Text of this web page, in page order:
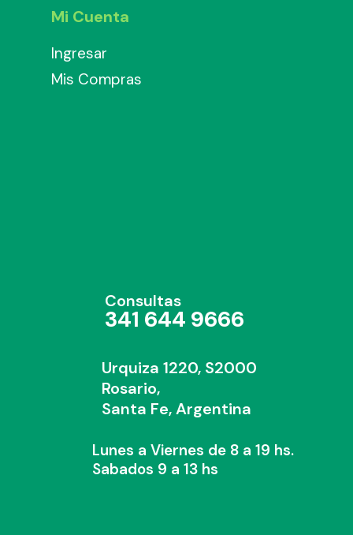
Mi Cuenta
Ingresar
Mis Compras
Consultas
341 644 9666
Urquiza 1220, S2000
Rosario,
Santa Fe, Argentina
Lunes a Viernes de 8 a 19 hs.
Sabados 9 a 13 hs